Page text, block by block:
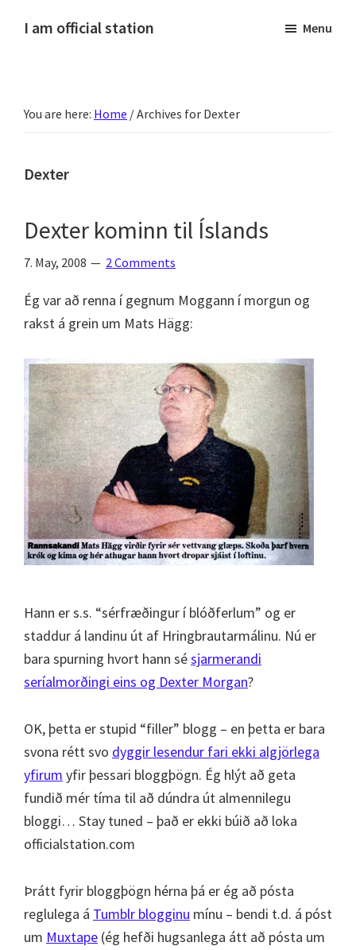
I am official station
fréttir
og
skemmtilegt
:)
Menu
You are here: Home /Archives for Dexter
Dexter
Dexter kominn til Íslands
7. May, 2008 2 Comments
Ég var að renna í gegnum Moggann í morgun og
rakst á grein um Mats Hägg:
Hann er s.s. “sérfræðingur í blóðferlum” og er
staddur á landinu út af Hringbrautarmálinu. Nú er
bara spurning hvort hann sésjarmerandi
seríalmorðingi eins og Dexter Morgan?
OK, þetta er stupid “filler” blogg – en þetta er bara
svona rétt svo dyggir lesendur fari ekki algjörlega
yfirum yfir þessari bloggþögn. Ég hlýt að geta
fundið mér tíma til að dúndra út almennilegu
bloggi… Stay tuned – það er ekki búið að loka
officialstation.com
Þrátt fyrir bloggþögn hérna þá er ég að pósta
reglulega á Tumblr blogginu mínu – bendi t.d. á póst
um Muxtape (ég hefði hugsanlega átt að pósta um